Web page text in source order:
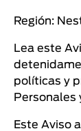
Región:
Lea este
políticas y
Personales
Este Aviso